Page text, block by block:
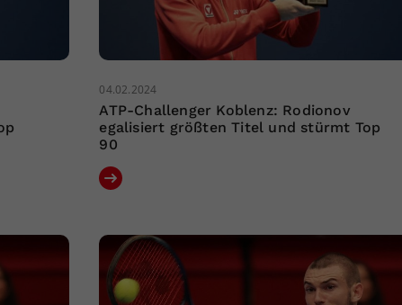
04.02.2024
ATP-Challenger Koblenz: Rodionov
egalisiert größten Titel und stürmt Top
90